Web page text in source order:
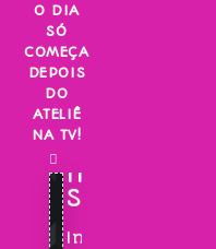
Skip
content
O DIA
SÓ
COMEÇA
DEPOIS
DO
ATELIÊ
NA TV!
INSCREVA-
SE!
Inscreva-